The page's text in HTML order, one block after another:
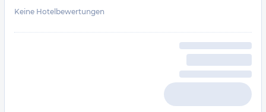
Keine Hotelbewertungen